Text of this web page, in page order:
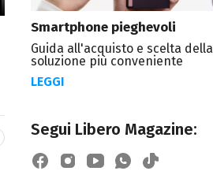
Smartphone pieghevoli
Guida all'acquisto e scelta della
soluzione più conveniente
LEGGI
Segui Libero Magazine: